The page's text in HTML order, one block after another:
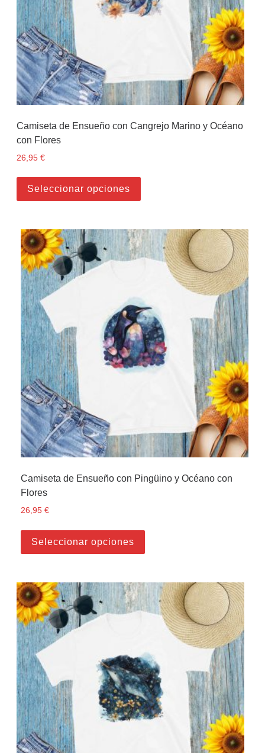
Camiseta de Ensueño con Cangrejo Marino y Océano
con Flores
26,95 €
Seleccionar opciones
Camiseta de Ensueño con Pingüino y Océano con
Flores
26,95€
Seleccionar opciones